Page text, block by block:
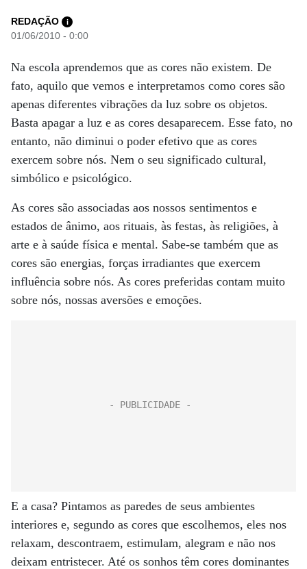
REDAÇÃO i
01/06/2010 - 0:00
Na escola aprendemos que as cores não existem. De
fato, aquilo que vemos e interpretamos como cores são
apenas diferentes vibrações da luz sobre os objetos.
Basta apagar a luz e as cores desaparecem. Esse fato, no
entanto, não diminui o poder efetivo que as cores
exercem sobre nós. Nem o seu significado cultural,
simbólico e psicológico.
As cores são associadas aos nossos sentimentos e
estados de ânimo, aos rituais, às festas, às religiões, à
arte e à saúde física e mental. Sabe-se também que as
cores são energias, forças irradiantes que exercem
influência sobre nós. As cores preferidas contam muito
sobre nós, nossas aversões e emoções.
E a casa? Pintamos as paredes de seus ambientes
interiores e, segundo as cores que escolhemos, eles nos
relaxam, descontraem, estimulam, alegram e não nos
deixam entristecer. Até os sonhos têm cores dominantes